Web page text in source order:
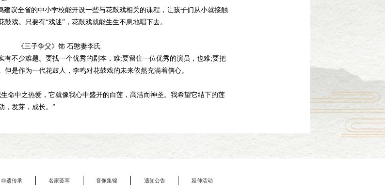
议全省的中小学校能开设一些与花鼓戏相关的课程，让孩子们从小就接触
戏。只要有“戏迷”，花鼓戏就能生生不息地唱下去。
《三子争父》饰 石憨妻李氏
不少难题。要找一个优秀的剧本，难;要留住一位优秀的演员，也难;要把
是作为一代花鼓人，李鸣对花鼓戏的未来依然充满着信心。
中之热爱，它就像我心中盛开的白莲，高洁而神圣。我希望它结下的莲
，发芽，成长。”
非遗传承 名家荟萃 音像集锦 通知公告 延伸活动